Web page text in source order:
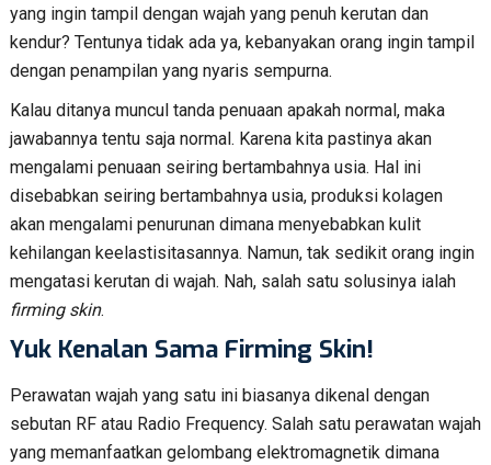
yang ingin tampil dengan wajah yang penuh kerutan dan
kendur? Tentunya tidak ada ya, kebanyakan orang ingin tampil
dengan penampilan yang nyaris sempurna.
Kalau ditanya muncul tanda penuaan apakah normal, maka
jawabannya tentu saja normal. Karena kita pastinya akan
mengalami penuaan seiring bertambahnya usia. Hal ini
disebabkan seiring bertambahnya usia, produksi kolagen
akan mengalami penurunan dimana menyebabkan kulit
kehilangan keelastisitasannya. Namun, tak sedikit orang ingin
mengatasi kerutan di wajah. Nah, salah satu solusinya ialah
firming skin.
Yuk Kenalan Sama Firming Skin!
Perawatan wajah yang satu ini biasanya dikenal dengan
sebutan RF atau Radio Frequency. Salah satu perawatan wajah
yang memanfaatkan gelombang elektromagnetik dimana